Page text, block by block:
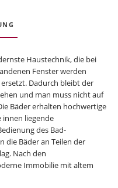
Haustechnik, die bei
Fenster werden
Dadurch bleibt der
und man muss nicht auf
Bäder erhalten hochwertige
liegende
des Bad-
die Bäder an Teilen der
Nach den
Immobilie mit altem